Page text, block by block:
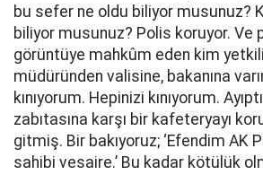
bu sefer ne oldu biliyor musunuz?
biliyor musunuz? Polis koruyor. Ve
görüntüye mahkûm eden kim
müdüründen valisine, bakanına
kınıyorum. Hepinizi kınıyorum.
zabıtasına karşı bir kafeteryayı
gitmiş. Bir bakıyoruz; ‘Efendim AK
sahibi vesaire.’ Bu kadar kötülük